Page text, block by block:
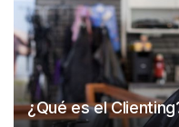
¿Qué es el